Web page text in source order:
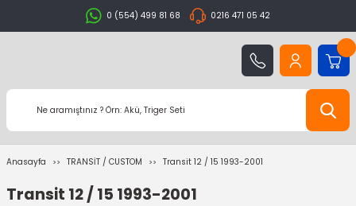
0 (554) 499 81 68 0216 471 05 42
Anasayfa TRANSİT / CUSTOM Transit 12 / 15 1993-2001
Transit 12 / 15 1993-2001